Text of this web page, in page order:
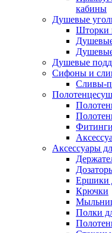
кабины
Душевые
Шторки
Душевые
Сифоны и
Сливы-
Аксессуары
Ершики
Крючки
Полки